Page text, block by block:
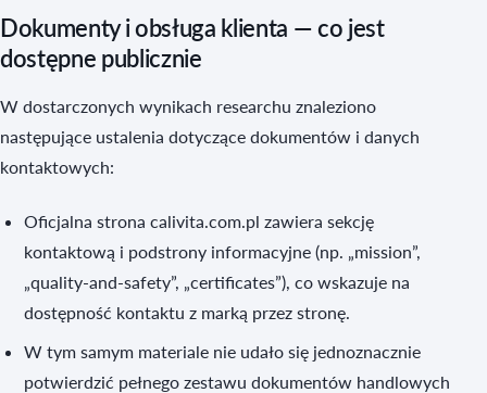
Dokumenty i obsługa klienta — co jest
dostępne publicznie
W dostarczonych wynikach researchu znaleziono
następujące ustalenia dotyczące dokumentów i danych
kontaktowych:
Oficjalna strona calivita.com.pl zawiera sekcję
kontaktową i podstrony informacyjne (np. „mission”,
„quality-and-safety”, „certificates”), co wskazuje na
dostępność kontaktu z marką przez stronę.
W tym samym materiale nie udało się jednoznacznie
potwierdzić pełnego zestawu dokumentów handlowych